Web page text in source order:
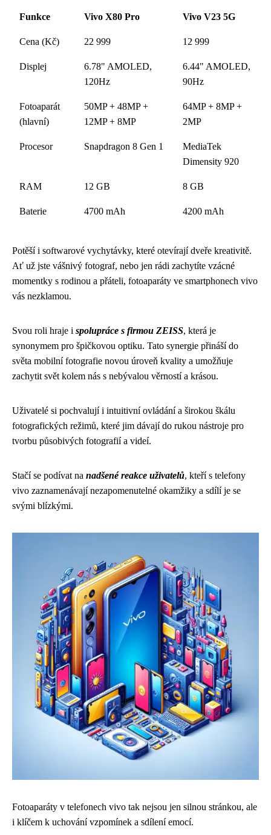
Funkce
Vivo X80 Pro Vivo V23 5G
Cena (Kč) 22 999 12 999
Displej
6.78" AMOLED,
120Hz
6.44" AMOLED,
90Hz
Fotoaparát
(hlavní)
50MP + 48MP +
12MP + 8MP
64MP + 8MP +
2MP
Procesor Snapdragon 8 Gen 1
MediaTek
Dimensity 920
RAM 12 GB 8 GB
Baterie 4700 mAh 4200 mAh
Potěší i softwarové vychytávky, které otevírají dveře kreativitě.
Ať už jste vášnivý fotograf, nebo jen rádi zachytíte vzácné
momentky s rodinou a přáteli, fotoaparáty ve smartphonech vivo
vás nezklamou.
Svou roli hraje i spolupráce s firmou ZEISS, která je
synonymem pro špičkovou optiku. Tato synergie přináší do
světa mobilní fotografie novou úroveň kvality a umožňuje
zachytit svět kolem nás s nebývalou věrností a krásou.
Uživatelé si pochvalují i intuitivní ovládání a širokou škálu
fotografických režimů, které jim dávají do rukou nástroje pro
tvorbu působivých fotografií a videí.
Stačí se podívat na nadšené reakce uživatelů, kteří s telefony
vivo zaznamenávají nezapomenutelné okamžiky a sdílí je se
svými blízkými.
Fotoaparáty v telefonech vivo tak nejsou jen silnou stránkou, ale
i klíčem k uchování vzpomínek a sdílení emocí.